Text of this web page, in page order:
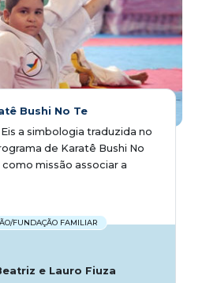
Bushi No Te
a simbologia traduzida no
de Karatê Bushi No
missão associar a
FUNDAÇÃO FAMILIAR
e Lauro Fiuza